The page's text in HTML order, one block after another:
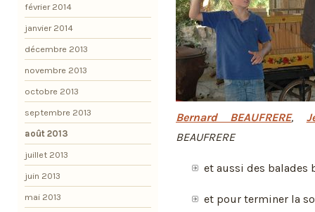
Bernard BEAUFRERE,
BEAUFRERE
et aussi des balades
et pour terminer la
février 2014
janvier 2014
décembre 2013
novembre 2013
octobre 2013
septembre 2013
août 2013
juillet 2013
juin 2013
mai 2013